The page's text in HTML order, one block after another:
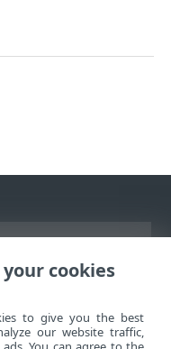
da ESET
cookies
to give you the best
our website traffic,